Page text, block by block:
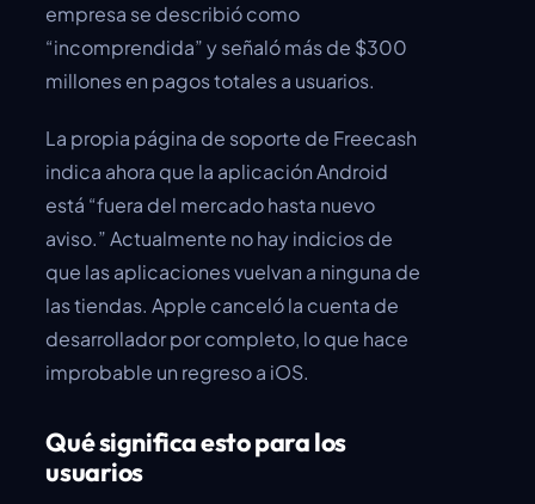
empresa se describió como
“incomprendida” y señaló más de $300
millones en pagos totales a usuarios.
La propia página de soporte de Freecash
indica ahora que la aplicación Android
está “fuera del mercado hasta nuevo
aviso.” Actualmente no hay indicios de
que las aplicaciones vuelvan a ninguna de
las tiendas. Apple canceló la cuenta de
desarrollador por completo, lo que hace
improbable un regreso a iOS.
Qué significa esto para los
usuarios